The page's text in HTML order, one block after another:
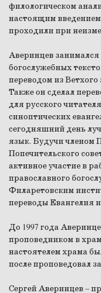
филологическом
настоящим введением
проходили при
Аверинцев
богослужебных
переводом из Ветхого
Также он сделал
для русского
синоптических
сегодняшний день
язык. Будучи членом
Попечительского
активное участие в
православного
Филаретовским
переводы Евангелия
До 1997 года
проповедником в
настоятелем храма
после проповедовал
Сергей Аверинцев –